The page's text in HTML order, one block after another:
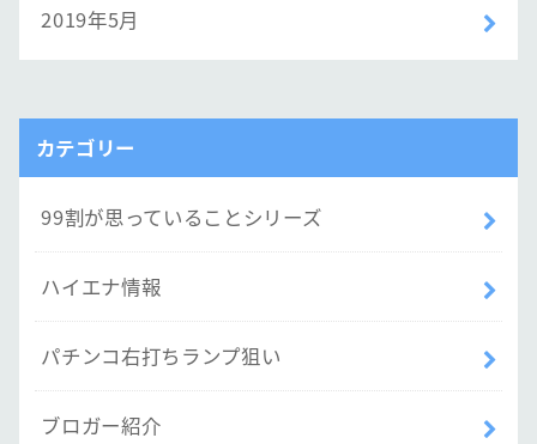
2019年5月
カテゴリー
99割が思っていることシリーズ
ハイエナ情報
パチンコ右打ちランプ狙い
ブロガー紹介